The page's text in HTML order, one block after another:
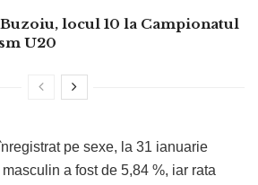
locul 10 la Campionatul
U20
pe sexe, la 31 ianuarie
a fost de 5,84 %, iar rata